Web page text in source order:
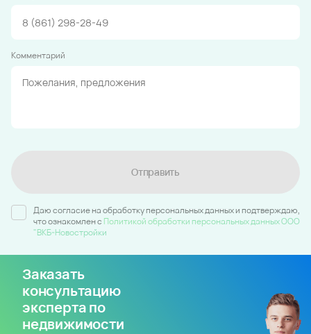
Комментарий
Отправить
Даю согласие на обработку персональных данных и подтверждаю,
что ознакомлен c Политикой обработки персональных данных ООО
"ВКБ-Новостройки
Заказать
консультацию
эксперта по
недвижимости